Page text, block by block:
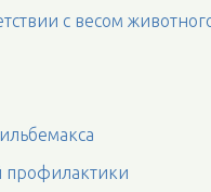
с весом
профилактики